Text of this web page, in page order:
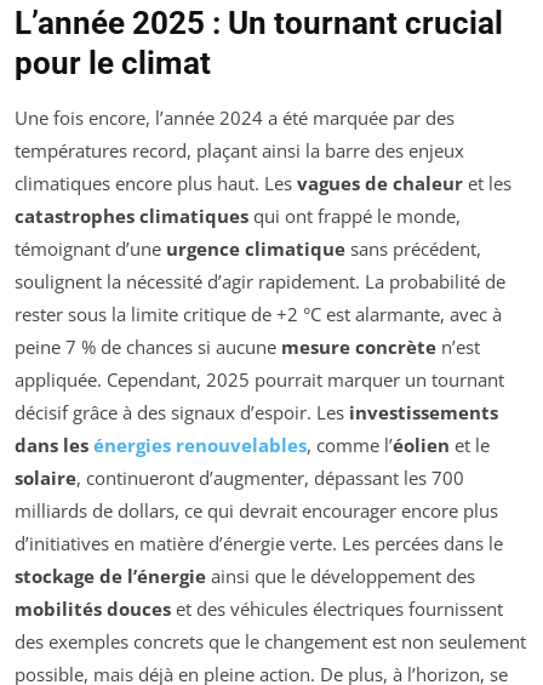
L’année 2025 : Un tournant crucial
pour le climat
Une fois encore, l’année 2024 a été marquée par des
températures record, plaçant ainsi la barre des enjeux
climatiques encore plus haut. Les vagues de chaleur et les
catastrophes climatiques qui ont frappé le monde,
témoignant d’une urgence climatique sans précédent,
soulignent la nécessité d’agir rapidement. La probabilité de
rester sous la limite critique de +2 °C est alarmante, avec à
peine 7 % de chances si aucune mesure concrète n’est
appliquée. Cependant, 2025 pourrait marquer un tournant
décisif grâce à des signaux d’espoir. Les investissements
dans les énergies renouvelables, comme l’éolien et le
solaire, continueront d’augmenter, dépassant les 700
milliards de dollars, ce qui devrait encourager encore plus
d’initiatives en matière d’énergie verte. Les percées dans le
stockage de l’énergie ainsi que le développement des
mobilités douces et des véhicules électriques fournissent
des exemples concrets que le changement est non seulement
possible, mais déjà en pleine action. De plus, à l’horizon, se